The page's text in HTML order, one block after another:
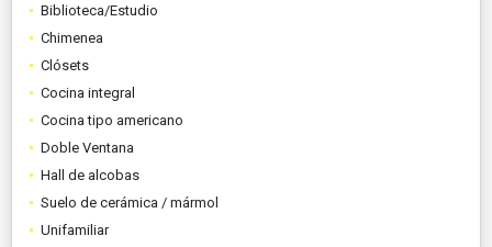
Biblioteca/Estudio
Chimenea
Clósets
Cocina integral
Cocina tipo americano
Doble Ventana
Hall de alcobas
Suelo de cerámica / mármol
Unifamiliar